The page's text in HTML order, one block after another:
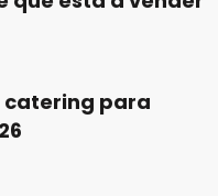
catering para